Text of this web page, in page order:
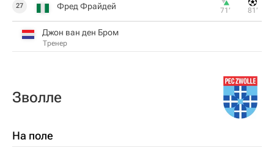
27 Фред Фрайдей 71‎’‎ 81‎’‎
Джон ван ден Бром
Тренер
Зволле
На поле